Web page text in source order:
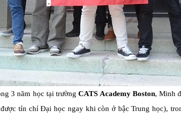
3 năm học tại trườngCATS Academy Boston, Minh
tín chỉ Đại học ngay khi còn ở bậc Trung học),